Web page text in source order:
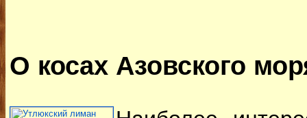
О косах Азовского